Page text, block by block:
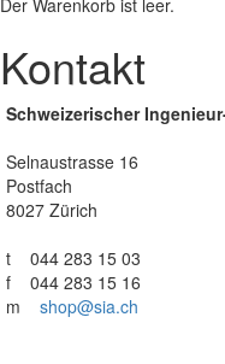
Der Warenkorb ist leer.
Kontakt
Schweizerischer
Selnaustrasse 16
Postfach
8027 Zürich
t 044 283 15 03
f 044 283 15 16
m shop@sia.ch